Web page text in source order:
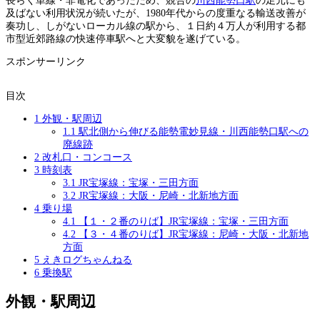
及ばない利用状況が続いたが、1980年代からの度重なる輸送改善が
奏功し、しがないローカル線の駅から、１日約４万人が利用する都
市型近郊路線の快速停車駅へと大変貌を遂げている。
スポンサーリンク
目次
1 外観・駅周辺
1.1 駅北側から伸びる能勢電妙見線・川西能勢口駅への
廃線跡
2 改札口・コンコース
3 時刻表
3.1 JR宝塚線：宝塚・三田方面
3.2 JR宝塚線：大阪・尼崎・北新地方面
4 乗り場
4.1
【１・２番のりば】JR宝塚線：宝塚・三田方面
4.2 【３・４番のりば】JR宝塚線：尼崎・大阪・北新地
方面
5 えきログちゃんねる
6 乗換駅
外観・駅周辺